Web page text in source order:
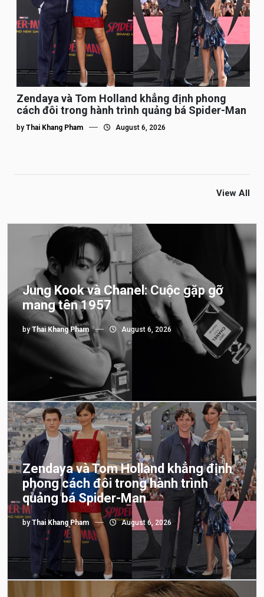
Zendaya và Tom Holland khẳng định phong
cách đôi trong hành trình quảng bá Spider-Man
by Thai Khang Pham August 6, 2026
View All
Jung Kook và Chanel: Cuộc gặp gỡ
mang tên 1957
byThai Khang Pham August 6, 2026
Zendaya và Tom Holland khẳng định
phong cách đôi trong hành trình
quảng bá Spider-Man
by Thai Khang Pham August 6, 2026